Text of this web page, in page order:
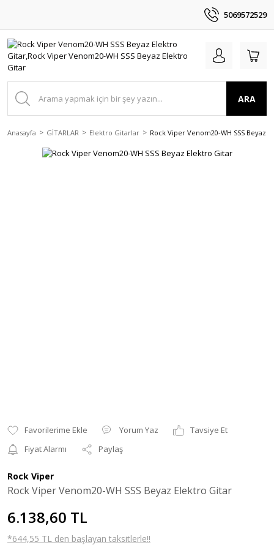
5069572529
ARA
Anasayfa GİTARLAR Elektro Gitarlar Rock Viper Venom20-WH SSS Beyaz
Yorum Yaz
Tavsiye Et
Fiyat Alarmı
Paylaş
Rock Viper
Rock Viper Venom20-WH SSS Beyaz Elektro Gitar
6.138,60 TL
*644,55 TL den başlayan taksitlerle!!